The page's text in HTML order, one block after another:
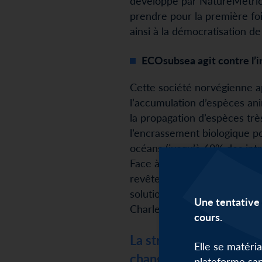
prendre pour la première
ainsi à la démocratisation
ECOsubsea agit contre
Cette société norvégienne
l’accumulation d’espèces
la propagation d’espèces
l’encrassement biologique
océans (jusqu’à 69% des
Face à ce défi, ECOsubsea
revêtement et utilise la
solution innovante,
Charles de Gaulle et 78
La stratégie
Une tentative
cours.
Elle se